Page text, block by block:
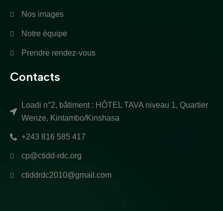
Nos images
Notre équipe
Prendre rendez-vous
Contacts
Loadi n°2, bâtiment : HÔTEL TAVA niveau 1, Quartier
Wenze, Kintambo/Kinshasa
+243 816 585 417
cp@ctidd-rdc.org
ctiddrdc2010@gmail.com